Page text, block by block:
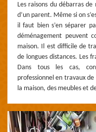
Les raisons du débarras
d’un parent. Même si on
il faut bien s’en séparer
déménagement peuvent
maison. Il est difficile de
de longues distances. Les
Dans tous les cas,
professionnel en travaux
la maison, des meubles et